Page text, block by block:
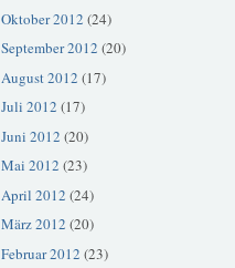
Oktober 2012 (24)
September 2012 (20)
August 2012 (17)
Juli 2012 (17)
Juni 2012 (20)
Mai 2012 (23)
April 2012 (24)
März 2012 (20)
Februar 2012 (23)